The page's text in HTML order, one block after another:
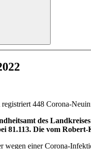
registriert 448 Corona-
des
81.113. Die vom
wegen einer Corona-